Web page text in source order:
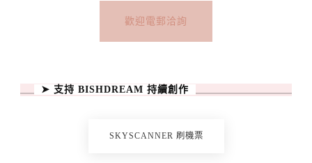
歡迎電郵洽詢
➤ 支持 BISHDREAM 持續創作
SKYSCANNER 刷機票